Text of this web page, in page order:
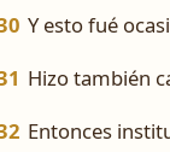
Y esto fué
Hizo también
Entonces